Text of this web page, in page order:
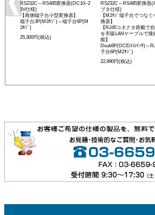
RS232C⇔RS485変換器(DC10~2
5V仕様)
【両側端子台小型変換器】
端子台3P(M3ﾈｼﾞ)⇔端子台6P(M
3ﾈｼﾞ)
25,300円(税込)
RS232C⇔RS485変換器
プタ仕様)
【M2ﾈｼﾞ端子台でつなぐ
換器】
【RJ45コネクタ搭載で
を市販LANケーブルで接
能】
Dsub9P(DCE/ﾒｽ/ｲﾝﾁ
子台6P(M2ﾈｼﾞ)
22,990円(税込)